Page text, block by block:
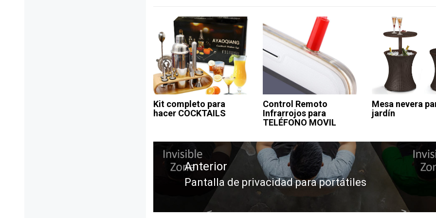
Kit completo para
hacer COCKTAILS
Control Remoto
Infrarrojos para
TELÉFONO MOVIL
Mesa nevera
jardín
Navegación
de
entradasAnterior
Entrada
anterior:
Pantalla de privacidad para portátiles